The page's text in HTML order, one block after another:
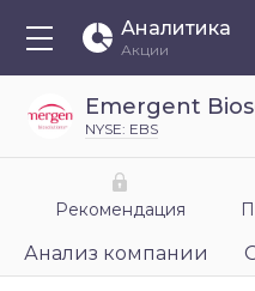
Аналитика
Акции
Emergent
NYSE: EBS
Рекомендация
Анализ компании